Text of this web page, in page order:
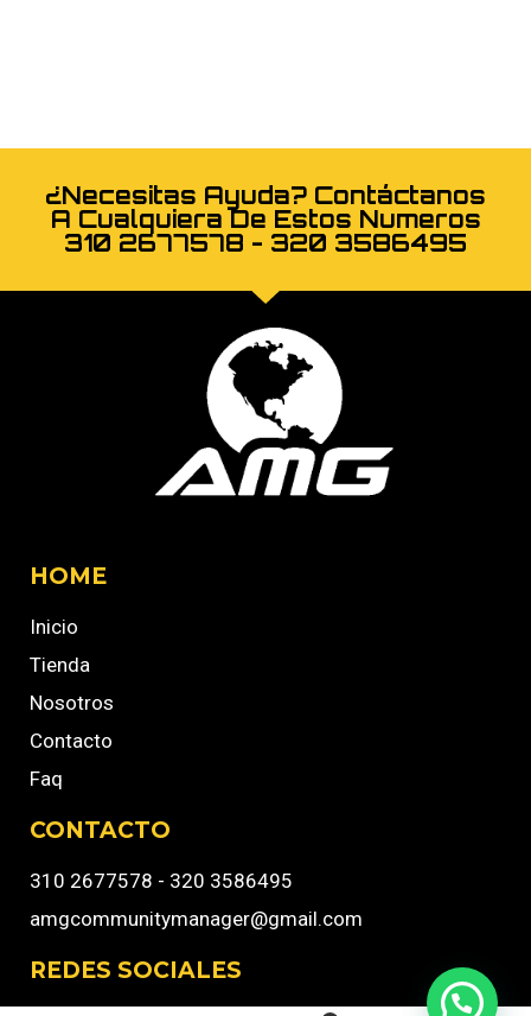
¿Necesitas Ayuda? Contáctanos
A Cualquiera De Estos Numeros
310 2677578 - 320 3586495
HOME
Inicio
Tienda
Nosotros
Contacto
Faq
CONTACTO
310 2677578 - 320 3586495
amgcommunitymanager@gmail.com
REDES SOCIALES